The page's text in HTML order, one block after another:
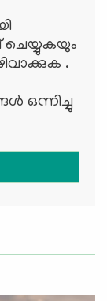
.
ഒന്നിച്ചു